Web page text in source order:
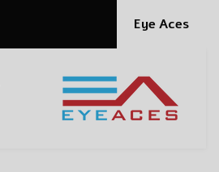
Eye Aces